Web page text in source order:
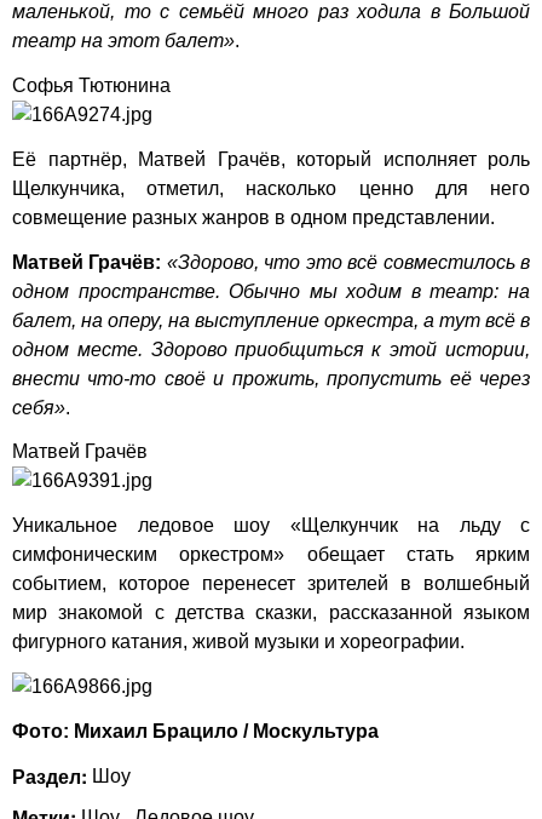
маленькой, то с семьёй много раз ходила в Большой
театр на этот балет».
Софья Тютюнина
Её партнёр, Матвей Грачёв, который исполняет роль
Щелкунчика, отметил, насколько ценно для него
совмещение разных жанров в одном представлении.
Матвей Грачёв: «Здорово, что это всё совместилось в
одном пространстве. Обычно мы ходим в театр: на
балет, на оперу, на выступление оркестра, а тут всё в
одном месте. Здорово приобщиться к этой истории,
внести что-то своё и прожить, пропустить её через
себя».
Матвей Грачёв
Уникальное ледовое шоу «Щелкунчик на льду с
симфоническим оркестром» обещает стать ярким
событием, которое перенесет зрителей в волшебный
мир знакомой с детства сказки, рассказанной языком
фигурного катания, живой музыки и хореографии.
Фото: Михаил Брацило / Москультура
Раздел: Шоу